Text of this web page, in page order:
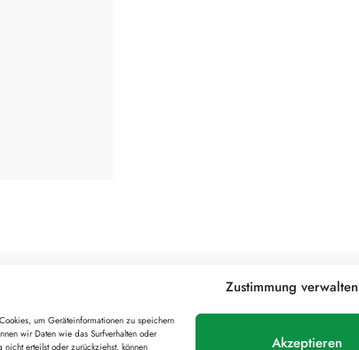
Zustimmung verwalten
um Geräteinformationen zu speichern
wir Daten wie das Surfverhalten oder
erteilst oder zurückziehst, können
Akzeptieren
Unsere Werkstattadresse ist: